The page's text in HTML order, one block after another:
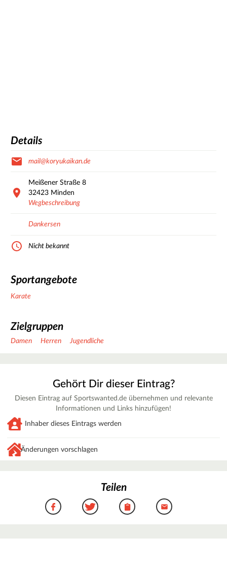
Details
mail@koryukaikan.de
Meißener Straße 8
32423 Minden
Wegbeschreibung
Dankersen
Nicht bekannt
Sportangebote
Karate
Zielgruppen
Damen Herren Jugendliche
Gehört Dir dieser Eintrag?
Diesen Eintrag auf Sportswanted.de übernehmen und relevante
Informationen und Links hinzufügen!
Inhaber dieses Eintrags werden
Änderungen vorschlagen
Teilen